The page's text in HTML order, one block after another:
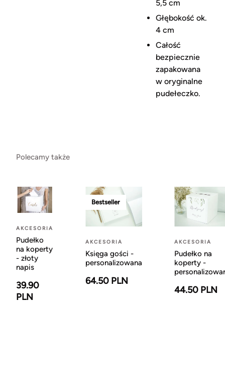
5,5 cm
Głębokość ok.
4 cm
Całość
bezpiecznie
zapakowana
w oryginalne
pudełeczko.
Polecamy także
AKCESORIA
Pudełko
na koperty
- złoty
napis
39.90
PLN
Bestseller
AKCESORIA
Księga gości -
personalizowana
64.50 PLN
AKCESORIA
Pudełko na
koperty -
44.50 PLN